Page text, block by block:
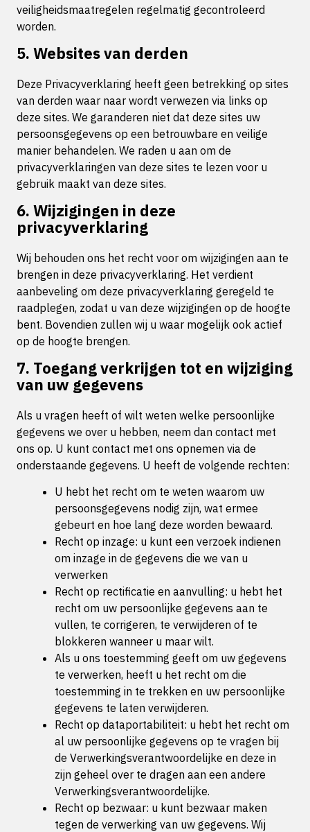
veiligheidsmaatregelen regelmatig gecontroleerd
worden.
5. Websites van derden
Deze Privacyverklaring heeft geen betrekking op sites
van derden waar naar wordt verwezen via links op
deze sites. We garanderen niet dat deze sites uw
persoonsgegevens op een betrouwbare en veilige
manier behandelen. We raden u aan om de
privacyverklaringen van deze sites te lezen voor u
gebruik maakt van deze sites.
6. Wijzigingen in deze
privacyverklaring
Wij behouden ons het recht voor om wijzigingen aan te
brengen in deze privacyverklaring. Het verdient
aanbeveling om deze privacyverklaring geregeld te
raadplegen, zodat u van deze wijzigingen op de hoogte
bent. Bovendien zullen wij u waar mogelijk ook actief
op de hoogte brengen.
7. Toegang verkrijgen tot en wijziging
van uw gegevens
Als u vragen heeft of wilt weten welke persoonlijke
gegevens we over u hebben, neem dan contact met
ons op. U kunt contact met ons opnemen via de
onderstaande gegevens. U heeft de volgende rechten:
U hebt het recht om te weten waarom uw
persoonsgegevens nodig zijn, wat ermee
gebeurt en hoe lang deze worden bewaard.
Recht op inzage: u kunt een verzoek indienen
om inzage in de gegevens die we van u
verwerken
Recht op rectificatie en aanvulling: u hebt het
recht om uw persoonlijke gegevens aan te
vullen, te corrigeren, te verwijderen of te
blokkeren wanneer u maar wilt.
Als u ons toestemming geeft om uw gegevens
te verwerken, heeft u het recht om die
toestemming in te trekken en uw persoonlijke
gegevens te laten verwijderen.
Recht op dataportabiliteit: u hebt het recht om
al uw persoonlijke gegevens op te vragen bij
de Verwerkingsverantwoordelijke en deze in
zijn geheel over te dragen aan een andere
Verwerkingsverantwoordelijke.
Recht op bezwaar: u kunt bezwaar maken
tegen de verwerking van uw gegevens. Wij